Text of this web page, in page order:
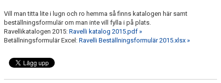
Vill man titta lite i lugn och ro hemma så finns katalogen här samt
beställningsformulär om man inte vill fylla i på plats.
Ravellikatalogen 2015: Ravelli katalog 2015.pdf »
Betällningsformulär Excel: Ravelli Beställningsformulär 2015.xlsx »